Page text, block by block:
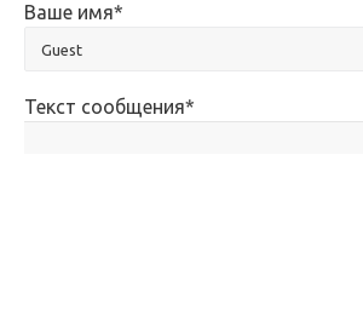
Ваше имя*
Текст сообщения*